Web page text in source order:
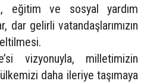
eğitim ve sosyal yardım
dar gelirli vatandaşlarımızın
vizyonuyla, milletimizin
daha ileriye taşımaya